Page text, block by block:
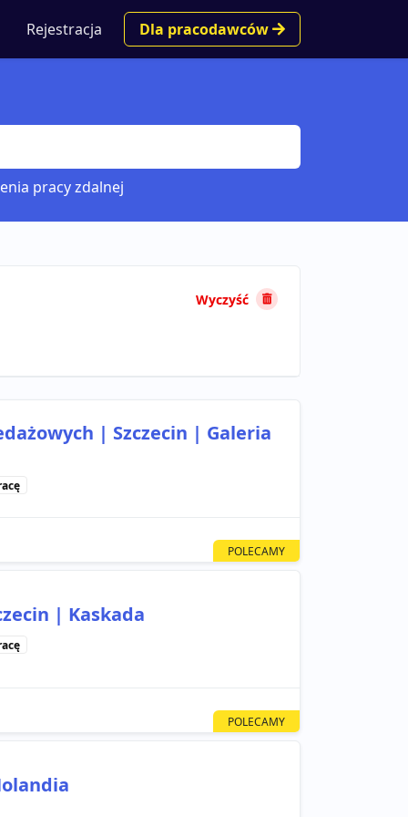
Rejestracja Dla pracodawców
pracy zdalnej
Wyczyść
| Szczecin | Galeria
| Kaskada